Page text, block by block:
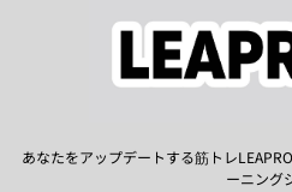
あなたをアップデートする筋トレ
ーニング